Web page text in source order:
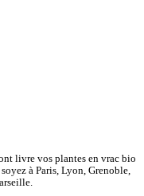
livre vos plantes en vrac bio
à Paris, Lyon, Grenoble,